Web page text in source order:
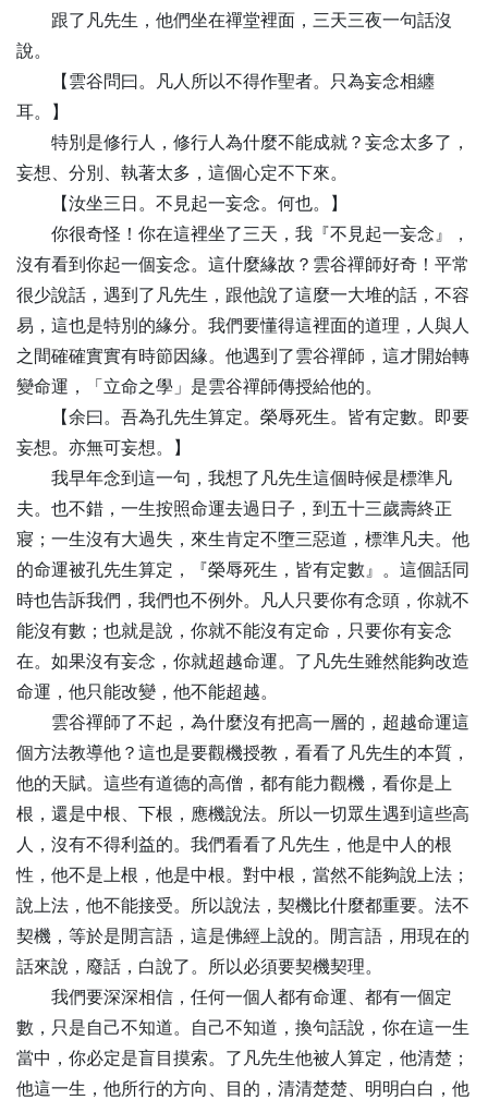
跟了凡先生，他們坐在禪堂裡面，三天三夜一句話沒
說。
【 雲谷問曰。凡人所以不得作聖者。只為妄念相纏
耳。】
特別是修行人，修行人為什麼不能成就？妄念太多了，
妄想、分別、執著太多，這個心定不下來。
【汝坐三日。不見起一妄念。何也。】
你很奇怪！你在這裡坐了三天，我『不見起一妄念』，
沒有看到你起一個妄念。這什麼緣故？雲谷禪師好奇！平常
很少說話，遇到了凡先生，跟他說了這麼一大堆的話，不容
易，這也是特別的緣分。我們要懂得這裡面的道理，人與人
之間確確實實有時節因緣。他遇到了雲谷禪師，這才開始轉
變命運，「立命之學」是雲谷禪師傳授給他的。
【余曰。吾為孔先生算定。榮辱死生。皆有定數。即要
妄想。亦無可妄想。】
我早年念到這一句，我想了凡先生這個時候是標準凡
夫。也不錯，一生按照命運去過日子，到五十三歲壽終正
寢；一生沒有大過失，來生肯定不墮三惡道，標準凡夫。他
的命運被孔先生算定，『榮辱死生，皆有定數』。這個話同
時也告訴我們，我們也不例外。凡人只要你有念頭，你就不
能沒有數；也就是說，你就不能沒有定命，只要你有妄念
在。如果沒有妄念，你就超越命運。了凡先生雖然能夠改造
命運，他只能改變，他不能超越。
雲谷禪師了不起，為什麼沒有把高一層的，超越命運這
個方法教導他？這也是要觀機授教，看看了凡先生的本質，
他的天賦。這些有道德的高僧，都有能力觀機，看你是上
根，還是中根、下根，應機說法。所以一切眾生遇到這些高
人，沒有不得利益的。我們看看了凡先生，他是中人的根
性，他不是上根，他是中根。對中根，當然不能夠說上法；
說上法，他不能接受。所以說法，契機比什麼都重要。法不
契機，等於是閒言語，這是佛經上說的。閒言語，用現在的
話來說，廢話，白說了。所以必須要契機契理。
我們要深深相信，任何一個人都有命運、都有一個定
數，只是自己不知道。自己不知道，換句話說，你在這一生
當中，你必定是盲目摸索。了凡先生他被人算定，他清楚；
他這一生，他所行的方向、目的，清清楚楚、明明白白，他